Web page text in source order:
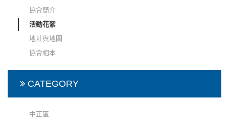
協會簡介
活動花絮
地址與地圖
協會相本
CATEGORY
中正區